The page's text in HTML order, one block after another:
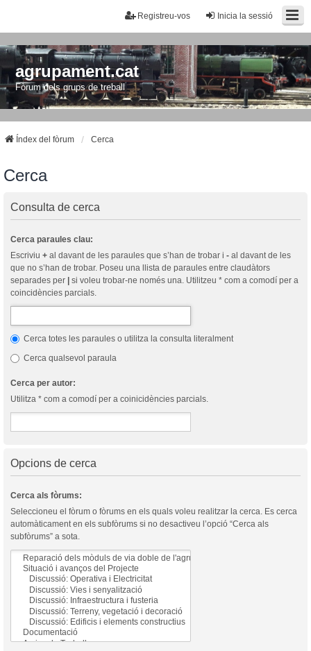
Inicia la sessió
Registreu-vos
agrupament.cat
Fòrum dels grups de treball
Índex del fòrum Cerca
Cerca
Consulta de cerca
Cerca paraules clau:
Escriviu + al davant de les paraules que s’han de trobar i - al davant de les
que no s’han de trobar. Poseu una llista de paraules entre claudàtors
separades per | si voleu trobar-ne només una. Utilitzeu * com a comodí per a
coincidències parcials.
Cerca totes les paraules o utilitza la consulta literalment
Cerca qualsevol paraula
Cerca per autor:
Utilitza * com a comodí per a coinicidències parcials.
Opcions de cerca
Cerca als fòrums:
Seleccioneu el fòrum o fòrums en els quals voleu realitzar la cerca. Es cerca
automàticament en els subfòrums si no desactiveu l’opció “Cerca als
subfòrums” a sota.